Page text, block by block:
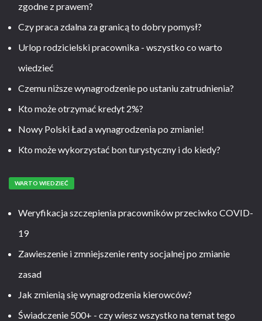
zgodne z prawem?
Czy praca zdalna za granicą to dobry pomysł?
Urlop rodzicielski pracownika - wszystko co warto
wiedzieć
Czemu niższe wynagrodzenie po ustaniu zatrudnienia?
Kto może otrzymać kredyt 2%?
Nowy Polski Ład a wynagrodzenia po zmianie!
Kto może wykorzystać bon turystyczny i do kiedy?
WARTO WIEDZIEĆ
Weryfikacja szczepienia pracowników przeciwko COVID-
19
Zawieszenie i zmniejszenie renty socjalnej po zmianie
zasad
Jak zmienią się wynagrodzenia kierowców?
Świadczenie 500+ - czy wiesz wszystko na temat tego